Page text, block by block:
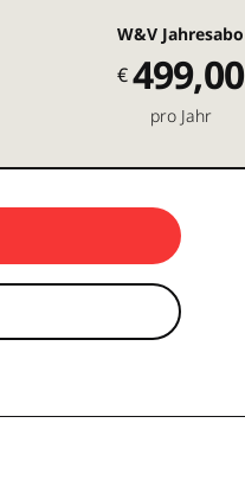
W&V Jahresabo
€499,00
pro Jahr